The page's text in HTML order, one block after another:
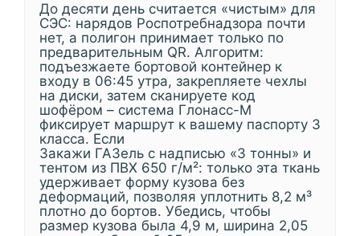
До десяти день считается «чистым» для
СЭС: нарядов Роспотребнадзора почти
нет, а полигон принимает только по
предварительным QR. Алгоритм:
подъезжаете бортовой контейнер к
входу в 06:45 утра, закрепляете чехлы
на диски, затем сканируете код
шофёром – система Глонасс-М
фиксирует маршрут к вашему паспорту 3
класса. Если
Закажи ГАЗель с надписью «3 тонны» и
тентом из ПВХ 650 г/м²: только эта ткань
удерживает форму кузова без
деформаций, позволяя уплотнить 8,2 м³
плотно до бортов. Убедись, чтобы
размер кузова была 4,9 м, ширина 2,05